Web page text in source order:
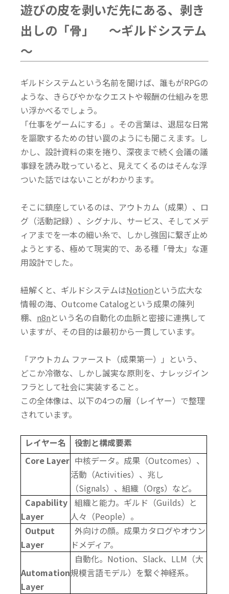
遊びの皮を剥いだ先にある、剥き
出しの「骨」 ～ギルドシステム
～
ギルドシステムという名前を聞けば、誰もがRPGの
ような、きらびやかなクエストや報酬の仕組みを思
い浮かべるでしょう。
「仕事をゲームにする」。その言葉は、退屈な日常
を謳歌するための甘い罠のようにも聞こえます。し
かし、設計資料の束を捲り、深夜まで続く会議の議
事録を読み耽っていると、見えてくるのはそんな浮
ついた話ではないことがわかります。
そこに鎮座しているのは、アウトカム（成果）、ロ
グ（活動記録）、シグナル、サービス、そしてメデ
ィアまでを一本の細い糸で、しかし強固に繋ぎ止め
ようとする、極めて現実的で、ある種「骨太」な運
用設計でした。
紐解くと、ギルドシステムはNotionという広大な
情報の海、Outcome Catalogという成果の陳列
棚、 n8nという名の自動化の血脈と密接に連携して
いますが、その目的は最初から一貫しています。
「アウトカム ファースト（成果第一）」という、
どこか冷徹な、しかし誠実な原則を、ナレッジイン
フラとして社会に実装すること。
この全体像は、以下の4つの層（レイヤー）で整理
されています。
レイヤー名
役割と構成要素
Core Layer 中核データ。成果（Outcomes）、
活動（Activities）、兆し
（Signals）、組織（Orgs）など。
Capability
Layer
組織と能力。ギルド（Guilds）と
人々（People）。
Output
Layer
外向けの顔。成果カタログやオウン
ドメディア。
Automation
Layer
自動化。Notion、Slack、LLM（大
規模言語モデル）を繋ぐ神経系。